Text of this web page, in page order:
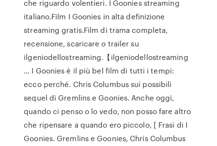
che riguardo volentieri. I Goonies streaming
italiano.Film I Goonies in alta definizione
streaming gratis.Film di trama completa,
recensione, scaricare o trailer su
ilgeniodellostreaming.【ilgeniodellostreaming
… I Goonies è il più bel film di tutti i tempi:
ecco perché. Chris Columbus sui possibili
sequel di Gremlins e Goonies. Anche oggi,
quando ci penso o lo vedo, non posso fare altro
che ripensare a quando ero piccolo, [ Frasi di I
Goonies. Gremlins e Goonies, Chris Columbus